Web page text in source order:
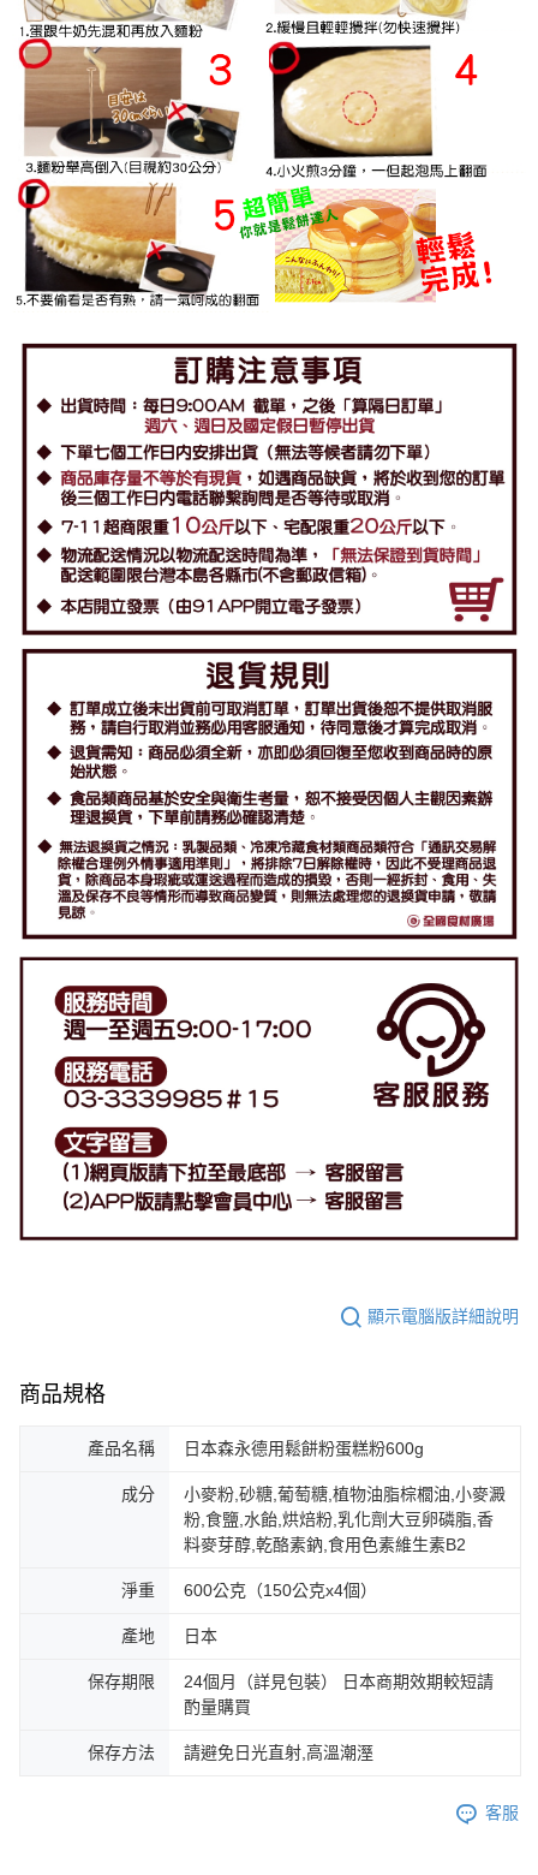
顯示電腦版詳細說明
商品規格
產品名稱 日本森永德用鬆餅粉蛋糕粉600g
成分
小麥粉,砂糖,葡萄糖,植物油脂棕櫚油,小麥澱
粉,食鹽,水飴,烘焙粉,乳化劑大豆卵磷脂,香
料麥芽醇,乾酪素鈉,食用色素維生素B2
淨重 600公克（150公克x4個）
產地 日本
保存期限
24個月（詳見包裝） 日本商期效期較短請
酌量購買
保存方法 請避免日光直射,高溫潮溼
客服